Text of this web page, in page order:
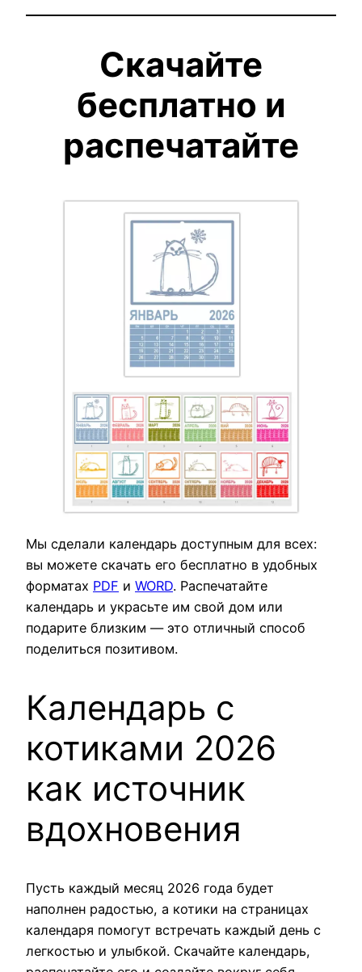
Скачайте
бесплатно и
распечатайте
Мы сделали календарь доступным для всех:
вы можете скачать его бесплатно в удобных
форматах PDF и WORD. Распечатайте
календарь и украсьте им свой дом или
подарите близким — это отличный способ
поделиться позитивом.
Календарь с
котиками 2026
как источник
вдохновения
Пусть каждый месяц 2026 года будет
наполнен радостью, а котики на страницах
календаря помогут встречать каждый день с
легкостью и улыбкой. Скачайте календарь,